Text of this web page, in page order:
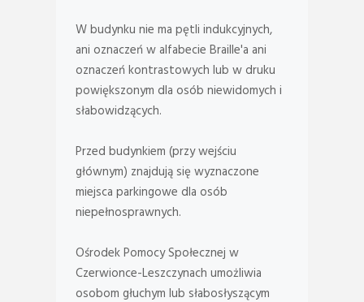
W budynku nie ma pętli indukcyjnych,
ani oznaczeń w alfabecie Braille'a ani
oznaczeń kontrastowych lub w druku
powiększonym dla osób niewidomych i
słabowidzących.
Przed budynkiem (przy wejściu
głównym) znajdują się wyznaczone
miejsca parkingowe dla osób
niepełnosprawnych.
Ośrodek Pomocy Społecznej w
Czerwionce-Leszczynach umożliwia
osobom głuchym lub słabosłyszącym